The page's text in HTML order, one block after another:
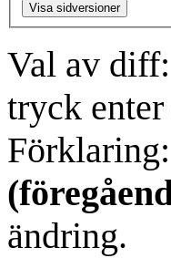
Visa sidversioner
Val av
tryck
Förklaring:
ändring.